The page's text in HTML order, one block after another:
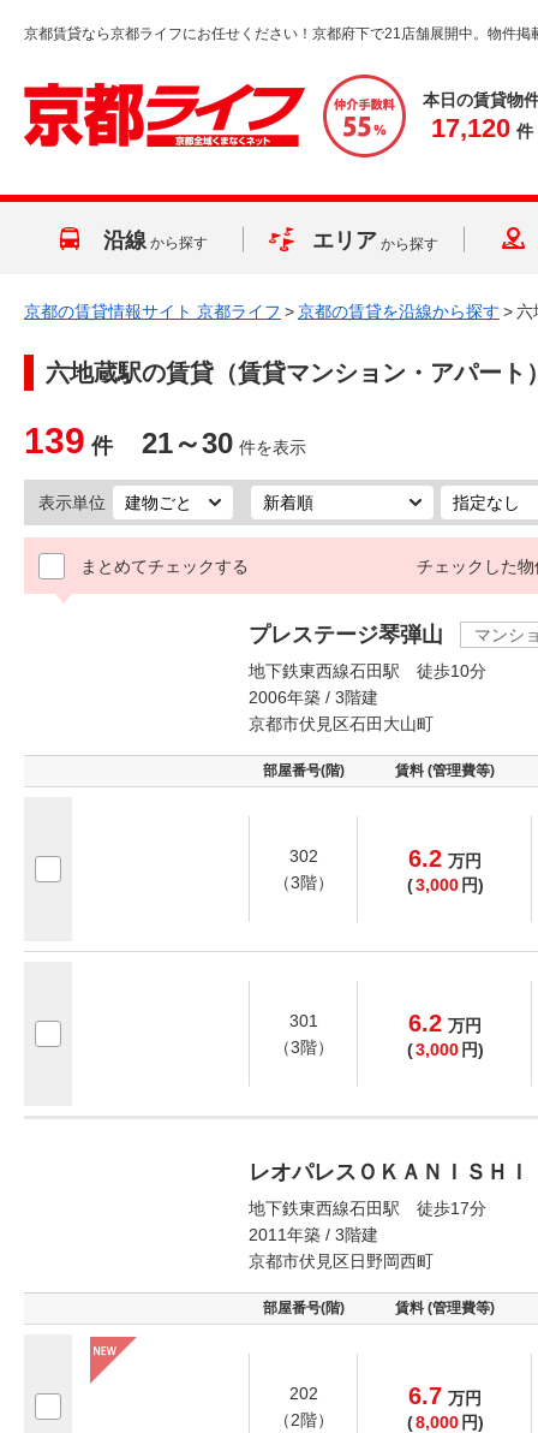
京都賃貸なら京都ライフにお任せください！京都府下で21店舗展開中。物件掲
本日の賃貸物
17,120 件
沿線 から探す エリア から探す
京都の賃貸情報サイト 京都ライフ >京都の賃貸を沿線から探す >六
六地蔵駅の賃貸（賃貸マンション・アパート
139 件 21～30 件を表示
表示単位
まとめてチェックする チェックした物
プレステージ琴弾山
マンシ
地下鉄東西線石田駅 徒歩10分
2006年築 / 3階建
京都市伏見区石田大山町
部屋番号(階) 賃料 (管理費等)
302
（3階）
6.2 万円
(3,000 円)
301
（3階）
6.2 万円
(3,000 円)
レオパレスＯＫＡＮＩＳＨＩ
地下鉄東西線石田駅 徒歩17分
2011年築 / 3階建
京都市伏見区日野岡西町
部屋番号(階) 賃料 (管理費等)
202
（2階）
6.7 万円
(8,000 円)